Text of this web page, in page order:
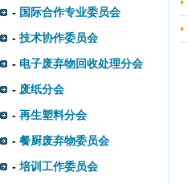
- 国际合作专业委员会
- 技术协作委员会
- 电子废弃物回收处理分会
- 废纸分会
- 再生塑料分会
- 餐厨废弃物委员会
-培训工作委员会